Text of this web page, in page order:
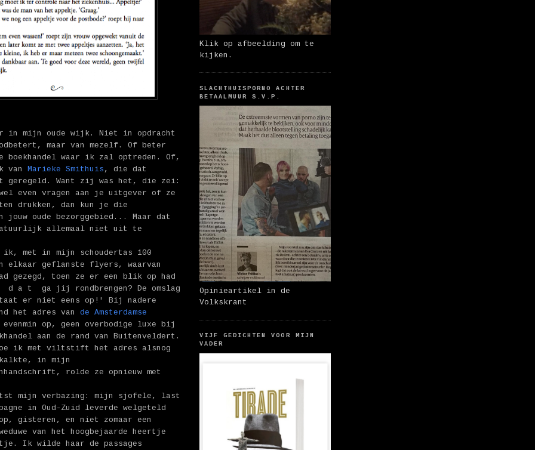
in mijn oude wijk. Niet in opdracht
maar van mezelf. Of beter
boekhandel waar ik zal optreden. Of,
van Marieke Smithuis , die dat
geregeld. Want zij was het, die zei:
even vragen aan je uitgever of ze
drukken, dan kun je die
jouw oude bezorggebied... Maar dat
allemaal niet uit te
ik, met in mijn schoudertas 100
elkaar geflanste flyers, waarvan
gezegd, toen ze er een blik op had
d a t ga jij rondbrengen? De omslag
er niet eens op!' Bij nadere
het adres van de Amsterdamse
op, geen overbodige luxe bij
aan de rand van Buitenveldert.
ik met viltstift het adres alsnog
in mijn
rolde ze opnieuw met
mijn verbazing: mijn sjofele, last
in Oud-Zuid leverde welgeteld
gisteren, en niet zomaar een
van het hoogbejaarde heertje
Ik wilde haar de passages
Klik op afbeelding om te
kijken.
SLACHTHUISPORNO ACHTER
BETAALMUUR S.V.P.
Opinieartikel in de
Volkskrant
VIJF GEDICHTEN VOOR MIJN
VADER